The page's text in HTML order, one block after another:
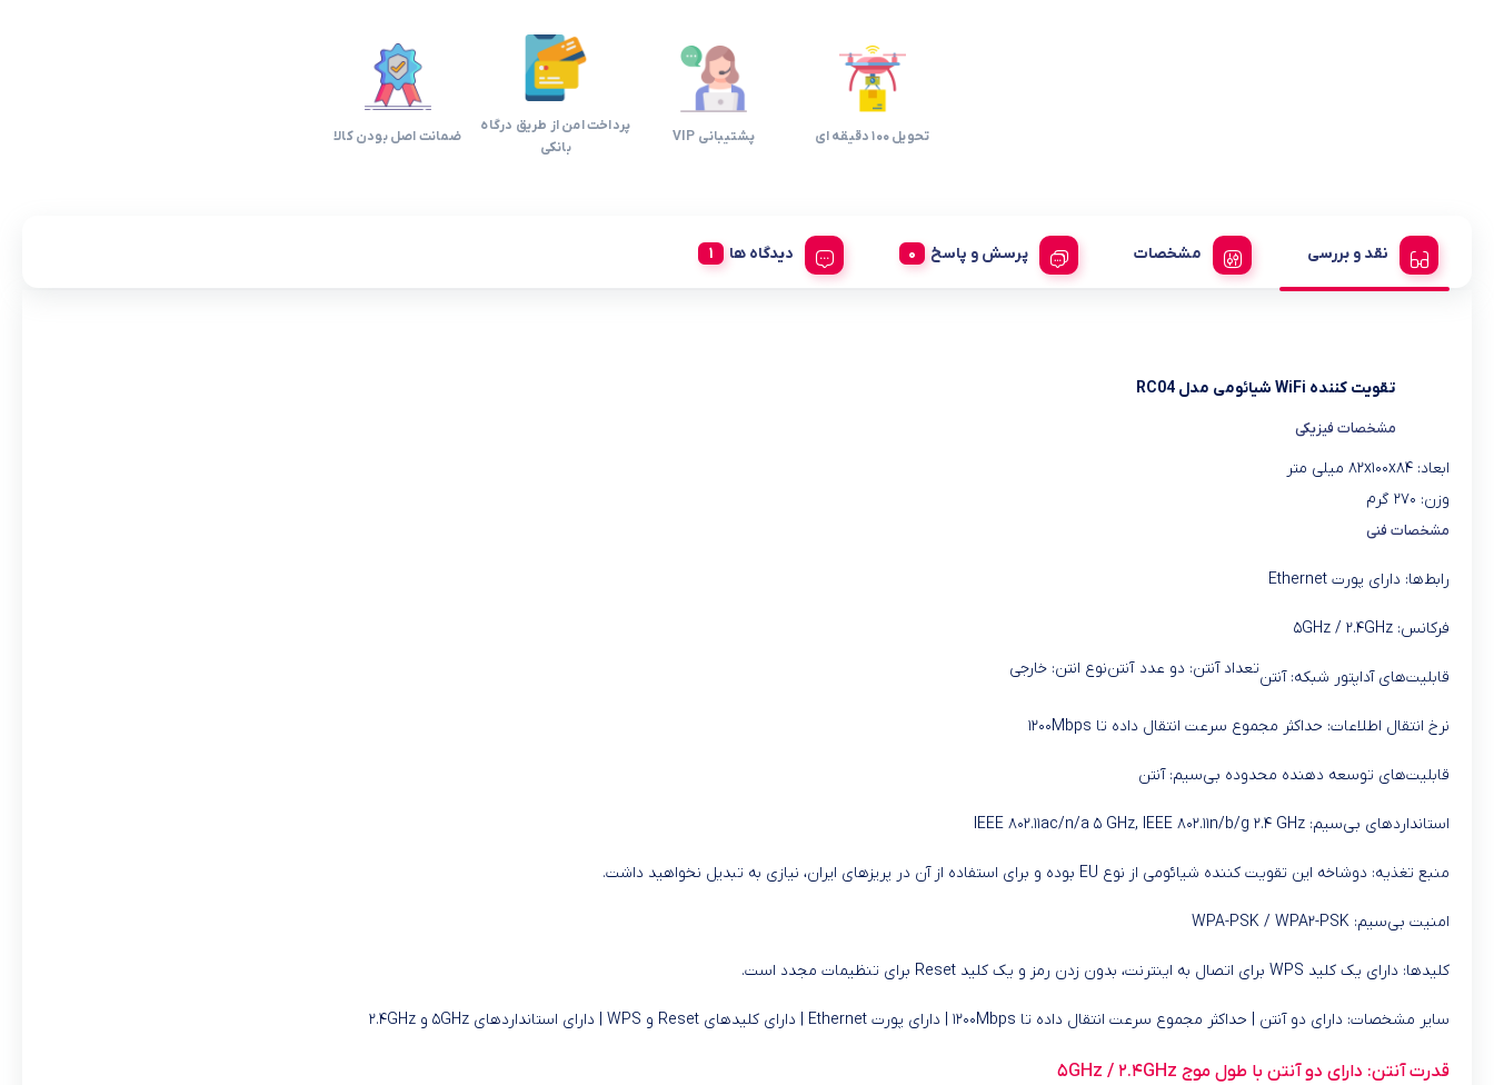
تحویل 100 دقیقه ای پشتیبانی VIP
پرداخت امن از طریق درگاه
بانکی
ضمانت اصل بودن کالا
نقد و بررسی مشخصات پرسش و پاسخ دیدگاه ها
تقویت کننده WiFi شیائومی مدل RC04
مشخصات فیزیکی
ابعاد: ۸۲x۱۰۰x۸۴ میلی متر
وزن: ۲۷۰ گرم
مشخصات فنی
رابط‌ها: دارای پورت Ethernet
فرکانس: ۵GHz / ۲.۴GHz
قابلیت‌های آداپتور شبکه: آنتنتعداد آنتن: دو عدد آنتننوع انتن: خارجی
نرخ انتقال اطلاعات: حداکثر مجموع سرعت انتقال داده تا ۱۲۰۰Mbps
قابلیت‌های توسعه دهنده محدوده بی‌سیم: آنتن
استانداردهای بی‌سیم: IEEE ۸۰۲.۱۱ac/n/a ۵ GHz, IEEE ۸۰۲.۱۱n/b/g ۲.۴ GHz
منبع تغذیه: دوشاخه این تقویت کننده شیائومی از نوع EU بوده و برای استفاده از آن در پریزهای ایران، نیازی به تبدیل نخواهید داشت.
امنیت بی‌سیم: WPA-PSK / WPA۲-PSK
کلیدها: دارای یک کلید WPS برای اتصال به اینترنت، بدون زدن رمز و یک کلید Reset برای تنظیمات مجدد است.
سایر مشخصات: دارای دو آنتن | حداکثر مجموع سرعت انتقال داده تا ۱۲۰۰Mbps | دارای پورت Ethernet | دارای کلیدهای Reset و WPS | دارای استانداردهای ۵GHz و ۲.۴GHz
قدرت آنتن: دارای دو آنتن با طول موج ۵GHz / ۲.۴GHz